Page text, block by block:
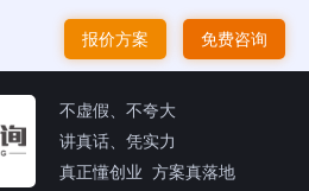
报价方案 免费咨询
不虚假、不夸大
讲真话、凭实力
真正懂创业 方案真落地